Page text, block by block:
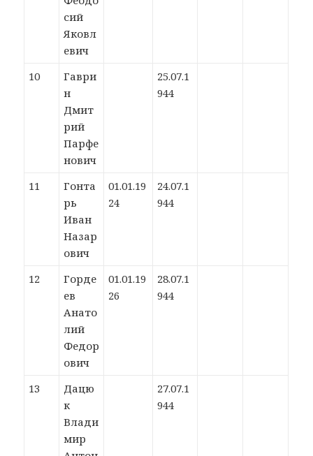
сий
Яковл
евич
10
Гаври
н
Дмит
рий
Парфе
нович
25.07.1
944
11
Гонта
рь
Иван
Назар
ович
01.01.19
24
24.07.1
944
12
Горде
ев
Анато
лий
Федор
ович
01.01.19
26
28.07.1
944
13
Дацю
к
Влади
мир
27.07.1
944